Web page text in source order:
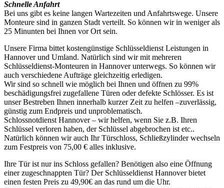
Schnelle Anfahrt
Bei uns gibt es keine langen Wartezeiten und Anfahrtswege. Unsere
Monteure sind in ganzen Stadt verteilt. So können wir in weniger als
25 Minunten bei Ihnen vor Ort sein.
Unsere Firma bittet kostengünstige Schlüsseldienst Leistungen in
Hannover und Umland. Natürlich sind wir mit mehreren
Schlüsseldienst-Monteuren in Hannover unterwegs. So können wir
auch verschiedene Aufträge gleichzeitig erledigen.
Wir sind so schnell wie möglich bei Ihnen und öffnen zu 99%
beschädigungsfrei zugefallene Türen oder defekte Schlösser. Es ist
unser Bestreben Ihnen innerhalb kurzer Zeit zu helfen –zuverlässig,
günstig zum Endpreis und unproblematisch.
Schlossnotdienst Hannover – wir helfen, wenn Sie z.B. Ihren
Schlüssel verloren haben, der Schlüssel abgebrochen ist etc..
Natürlich können wir auch Ihr Türschloss, Schließzylinder wechseln
zum Festpreis von 75,00 € alles inklusive.
Ihre Tür ist nur ins Schloss gefallen? Benötigen also eine Öffnung
einer zugeschnappten Tür? Der Schlüsseldienst Hannover bietet
einen festen Preis zu 49,90€ an das rund um die Uhr.